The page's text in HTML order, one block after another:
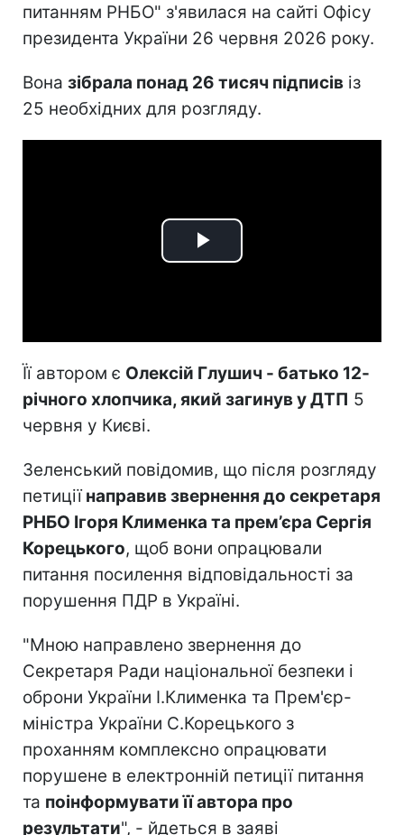
питанням РНБО" з'явилася на сайті Офісу
президента України 26 червня 2026 року.
Вона зібрала понад 26 тисяч підписів із
25 необхідних для розгляду.
Play
Її автором є Олексій Глушич - батько 12-
річного хлопчика, який загинув у ДТП 5
червня у Києві.
Зеленський повідомив, що після розгляду
петиціїнаправив звернення до секретаря
РНБО Ігоря Клименка та прем’єра Сергія
Корецького, щоб вони опрацювали
питання посилення відповідальності за
порушення ПДР в Україні.
"Мною направлено звернення до
Секретаря Ради національної безпеки і
оброни України І.Клименка та Прем'єр-
міністра України С.Корецького з
проханням комплексно опрацювати
порушене в електронній петиції питання
та поінформувати її автора про
результати", - йдеться в заяві